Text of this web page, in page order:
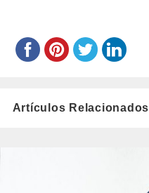
Artículos Relacionados